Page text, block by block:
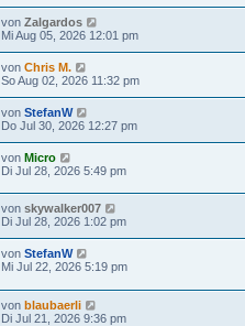
von Zalgardos
Mi Aug 05, 2026 12:01 pm
von Chris M.
So Aug 02, 2026 11:32 pm
von StefanW
Do Jul 30, 2026 12:27 pm
von Micro
Di Jul 28, 2026 5:49 pm
von skywalker007
Di Jul 28, 2026 1:02 pm
von StefanW
Mi Jul 22, 2026 5:19 pm
von blaubaerli
Di Jul 21, 2026 9:36 pm